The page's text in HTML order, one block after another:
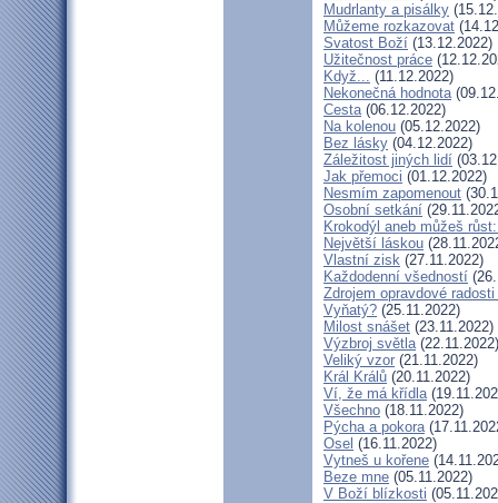
Mudrlanty a pisálky
Můžeme rozkazovat
Svatost Boží (13.12.2022)
Užitečnost práce
Když... (11.12.2022)
Nekonečná hodnota
Cesta(06.12.2022)
Na kolenou (05.12.2022)
Bez lásky (04.12.2022)
Záležitost jiných lidí
Jak přemoci (01.12.2022)
Nesmím zapomenout
Osobní setkání
Krokodýl aneb můžeš
Největší láskou
Vlastní zisk (27.11.2022)
Každodenní všedností
Zdrojem opravdové
Vyňatý? (25.11.2022)
Milost snášet (23.11.2022)
Výzbroj světla(22.11.2022)
Veliký vzor (21.11.2022)
Král Králů (20.11.2022)
Ví, že má křídla
Všechno (18.11.2022)
Pýcha a pokora
Osel (16.11.2022)
Vytneš u kořene
Beze mne (05.11.2022)
V Boží blízkosti